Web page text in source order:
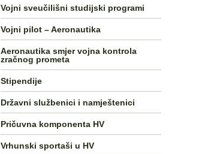
Vojni sveučilišni studijski programi
Vojni pilot – Aeronautika
Aeronautika smjer vojna kontrola
zračnog prometa
Stipendije
Državni službenici i namještenici
Pričuvna komponenta HV
Vrhunski sportaši u HV